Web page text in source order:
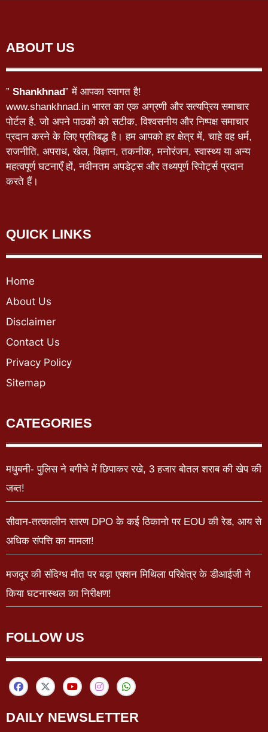
ABOUT US
” Shankhnad” में आपका स्वागत है!
www.shankhnad.in भारत का एक अग्रणी और सत्यप्रिय समाचार
पोर्टल है, जो अपने पाठकों को सटीक, विश्वसनीय और निष्पक्ष समाचार
प्रदान करने के लिए प्रतिबद्ध है। हम आपको हर क्षेत्र में, चाहे वह धर्म,
राजनीति, अपराध, खेल, विज्ञान, तकनीक, मनोरंजन, स्वास्थ्य या अन्य
महत्वपूर्ण घटनाएँ हों, नवीनतम अपडेट्स और तथ्यपूर्ण रिपोर्ट्स प्रदान
करते हैं।
QUICK LINKS
Home
About Us
Disclaimer
Contact Us
Privacy Policy
Sitemap
CATEGORIES
मधुबनी- पुलिस ने बगीचे में छिपाकर रखे, 3 हजार बोतल शराब की खेप की
जब्त!
सीवान-तत्कालीन सारण DPO के कई ठिकानो पर EOU की रेड, आय से
अधिक संपत्ति का मामला!
मजदूर की संदिग्ध मौत पर बड़ा एक्शन मिथिला परिक्षेत्र के डीआईजी ने
किया घटनास्थल का निरीक्षण!
FOLLOW US
DAILY NEWSLETTER